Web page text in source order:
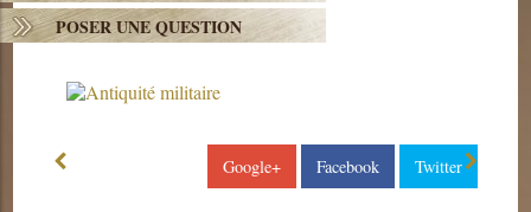
POSER UNE QUESTION
Google+ Facebook Twitter